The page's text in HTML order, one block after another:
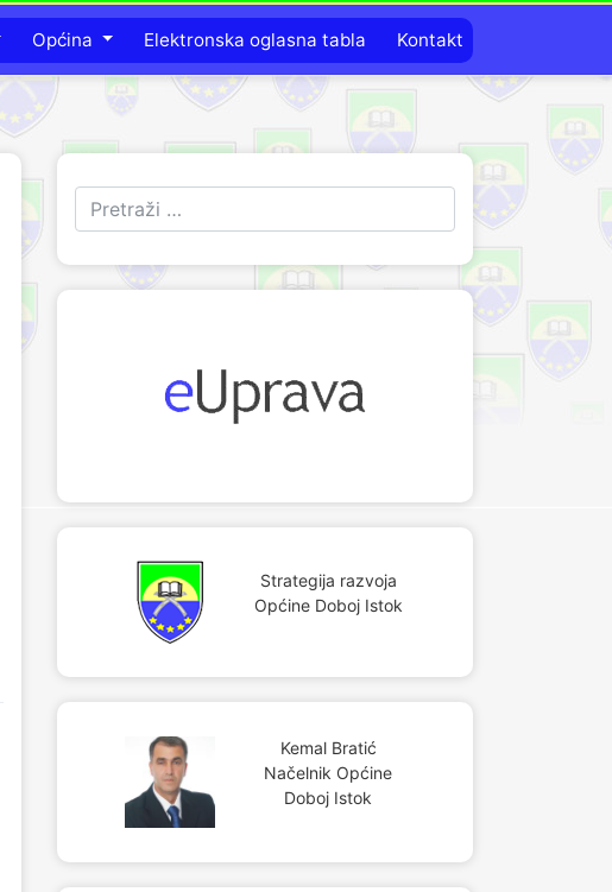
Općina Elektronska oglasna tabla Kontakt
Strategija razvoja
Općine Doboj Istok
Kemal Bratić
Načelnik Općine
Doboj Istok